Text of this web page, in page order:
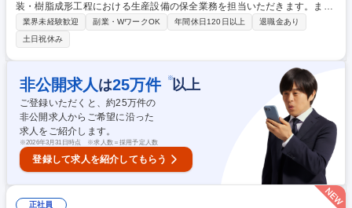
装・樹脂成形工程における生産設備の保全業務を担当いただきます。ま
た、DXや予知保全といったデジタル技術を活用し、設備トラブルの未然
防止や効率的な保全体制の構築にも取り組んでいただきます。 【入社直
後】※建物の改変を伴う業務は含まない (1)塗装・樹脂成形の製造工程に
おける設備保全(点検・修理・製作) (2)生産設備の新設・改造・自動化など
の新技術導入サポート(仕様検討・試運転・量産トライアル) (3)DX・予知
保全等のデジタル新技術導入 募集職種 【設備保全/高岡工場】モビリティ
カンパニーへの変革を支える技術職/年休121日
業界未経験歓迎 副業・WワークOK 年間休日120日以上
退職金あり
土日祝休み
非公開求人 は25万件 ※以上
ご登録いただくと、約25万件の
非公開求人からご希望に沿った
求人をご紹介します。
※2026年3月31日時点 ※求人数＝採用予定人数
登録して求人を紹介してもらう
正社員